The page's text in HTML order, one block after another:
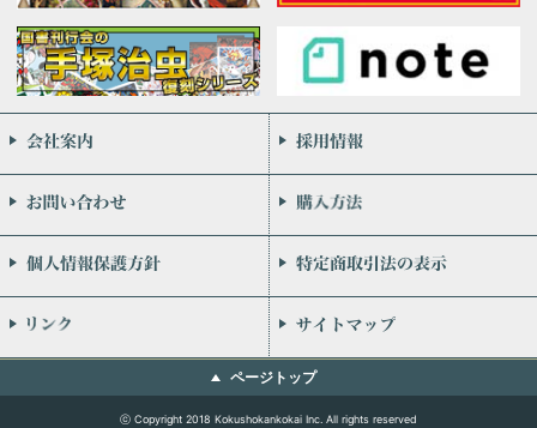
会社案内
お問い合わせ
個人情報保護方針
リンク
ページトップ
ⓒ Copyright 2018 Kokushokankokai Inc. All rights reserved